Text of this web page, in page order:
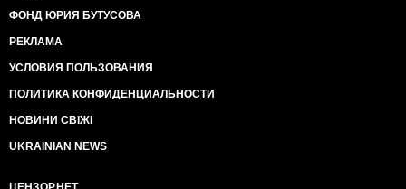
ФОНД ЮРИЯ БУТУСОВА
РЕКЛАМА
УСЛОВИЯ ПОЛЬЗОВАНИЯ
ПОЛИТИКА КОНФИДЕНЦИАЛЬНОСТИ
НОВИНИ СВІЖІ
UKRAINIAN NEWS